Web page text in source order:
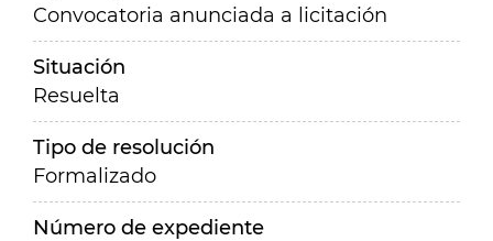
Convocatoria anunciada a licitación
Situación
Resuelta
Tipo de resolución
Formalizado
Número de expediente